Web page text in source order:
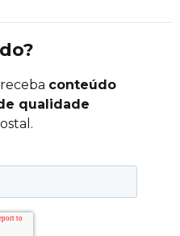
conteúdo
qualidade